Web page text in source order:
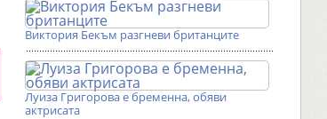
Виктория Бекъм разгневи британците
Луиза Григорова е бременна, обяви
актрисата